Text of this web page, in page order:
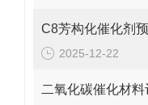
2025-12-22